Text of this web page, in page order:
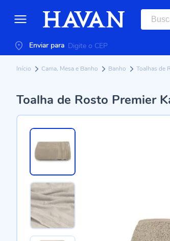
Enviar para
Início Cama, Mesa e Banho Banho Toalhas de
Toalha de Rosto Premier